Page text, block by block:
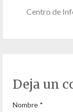
Centro de
Deja un
Nombre *